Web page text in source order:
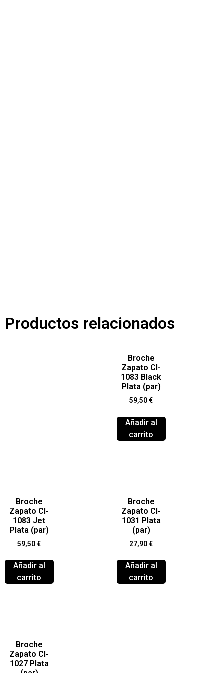
Productos relacionados
Broche
Zapato Cl-
1083 Black
Plata (par)
59,50€
Añadir al
carrito
Broche
Zapato Cl-
1083 Jet
Plata (par)
59,50€
Añadir al
carrito
Broche
Zapato Cl-
1031 Plata
(par)
27,90€
Añadir al
carrito
Broche
Zapato Cl-
1027 Plata